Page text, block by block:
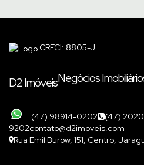
CRECI: 8805-J
D2 ImóveisNegócios
(47) 98914-0202
(47)
9202contato@d2imoveis.com
Rua Emil Burow, 151 Centro